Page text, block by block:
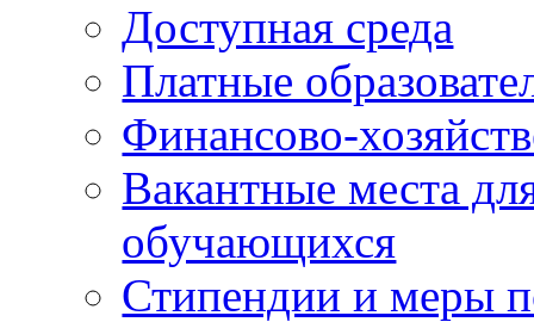
Доступная среда
Платные
Финансово-
Вакантные места
обучающихся
Стипендии и меры